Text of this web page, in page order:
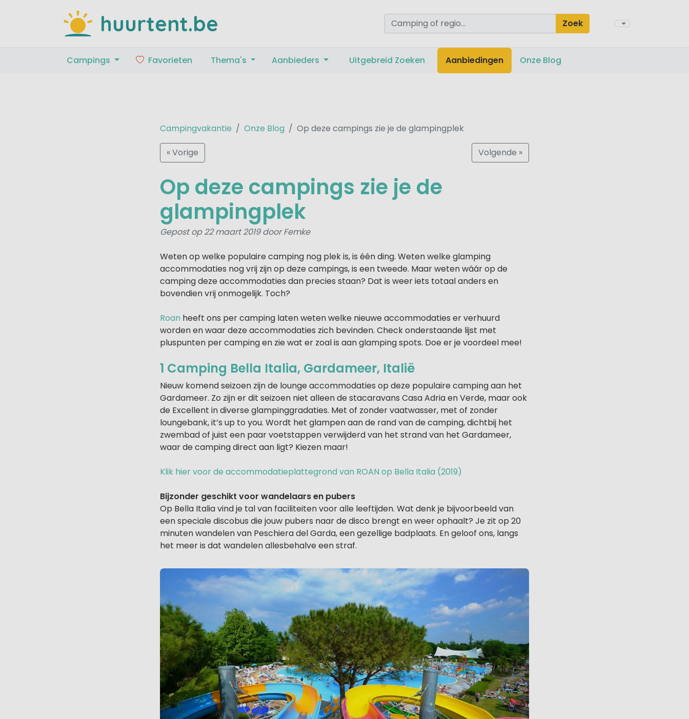
huurtent.be Zoek
Campings Favorieten Thema's Aanbieders Uitgebreid Zoeken Aanbiedingen Onze Blog
Campingvakantie Onze Blog Op deze campings zie je de glampingplek
« Vorige Volgende »
Op deze campings zie je de
glampingplek
Gepost op 22 maart 2019 door Femke
Weten op welke populaire camping nog plek is, is één ding. Weten welke glamping
accommodaties nog vrij zijn op deze campings, is een tweede. Maar weten wáár op de
camping deze accommodaties dan precies staan? Dat is weer iets totaal anders en
bovendien vrij onmogelijk. Toch?
Roan heeft ons per camping laten weten welke nieuwe accommodaties er verhuurd
worden en waar deze accommodaties zich bevinden. Check onderstaande lijst met
pluspunten per camping en zie wat er zoal is aan glamping spots. Doe er je voordeel mee!
1 Camping Bella Italia, Gardameer, Italië
Nieuw komend seizoen zijn de lounge accommodaties op deze populaire camping aan het
Gardameer. Zo zijn er dit seizoen niet alleen de stacaravans Casa Adria en Verde, maar ook
de Excellent in diverse glampinggradaties. Met of zonder vaatwasser, met of zonder
loungebank, it’s up to you. Wordt het glampen aan de rand van de camping, dichtbij het
zwembad of juist een paar voetstappen verwijderd van het strand van het Gardameer,
waar de camping direct aan ligt? Kiezen maar!
Klik hier voor de accommodatieplattegrond van ROAN op Bella Italia (2019)
Bijzonder geschikt voor wandelaars en pubers
Op Bella Italia vind je tal van faciliteiten voor alle leeftijden. Wat denk je bijvoorbeeld van
een speciale discobus die jouw pubers naar de disco brengt en weer ophaalt? Je zit op 20
minuten wandelen van Peschiera del Garda, een gezellige badplaats. En geloof ons, langs
het meer is dat wandelen allesbehalve een straf.